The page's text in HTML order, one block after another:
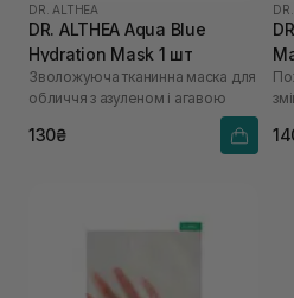
DR. ALTHEA
DR. ALTHEA Aqua Blue
Hydration Mask 1 шт
Зволожуюча тканинна маска для
обличчя з азуленом і агавою
130₴